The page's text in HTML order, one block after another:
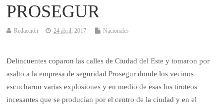
PROSEGUR
Redacción 24 abril, 2017 Nacionales
Delincuentes coparon las calles de Ciudad del Este y tomaron por
asalto a la empresa de seguridad Prosegur donde los vecinos
escucharon varias explosiones y en medio de esas los tiroteos
incesantes que se producían por el centro de la ciudad y en el